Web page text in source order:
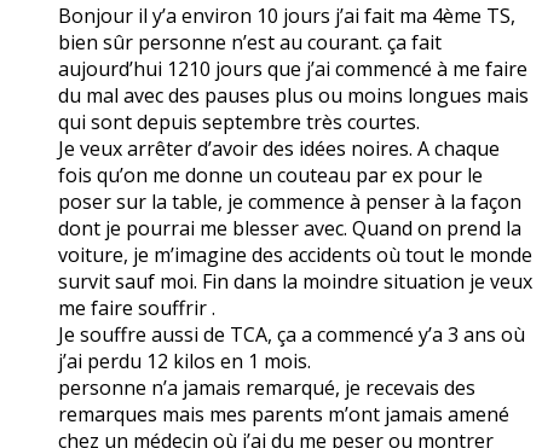
Bonjour il y’a environ 10 jours j’ai fait ma 4ème TS,
bien sûr personne n’est au courant. ça fait
aujourd’hui 1210 jours que j’ai commencé à me faire
du mal avec des pauses plus ou moins longues mais
qui sont depuis septembre très courtes.
Je veux arrêter d’avoir des idées noires. A chaque
fois qu’on me donne un couteau par ex pour le
poser sur la table, je commence à penser à la façon
dont je pourrai me blesser avec. Quand on prend la
voiture, je m’imagine des accidents où tout le monde
survit sauf moi. Fin dans la moindre situation je veux
me faire souffrir .
Je souffre aussi de TCA, ça a commencé y’a 3 ans où
j’ai perdu 12 kilos en 1 mois.
personne n’a jamais remarqué, je recevais des
remarques mais mes parents m’ont jamais amené
chez un médecin où j’ai du me peser ou montrer